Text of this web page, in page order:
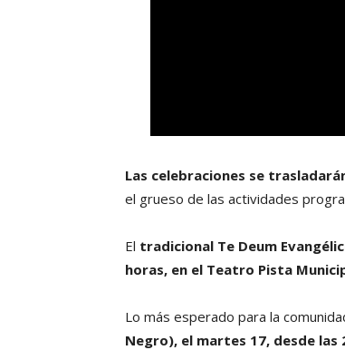
Las celebraciones se
el grueso de las actividades
El tradicional Te Deum
horas, en el Teatro Pista
Lo más esperado para la
Negro), el martes 17, desde las